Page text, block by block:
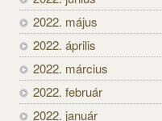
2022. május
2022. április
2022. március
2022. február
2022. január